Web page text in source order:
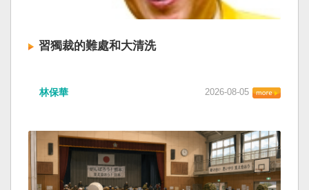
習獨裁的難處和大清洗
林保華 2026-08-05